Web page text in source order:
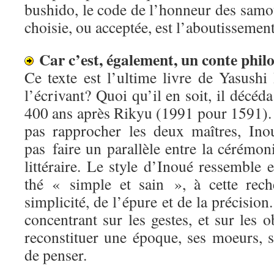
bushido, le code de l’honneur des
choisie, ou acceptée, est
Car c’est, également, un conte
Ce texte est l’ultime livre de
l’écrivant? Quoi qu’il en soit, il
400 ans après Rikyu (1991 pour
pas rapprocher les deux maîtres,
pas faire un parallèle entre la
littéraire. Le style d’Inoué ressemble
thé « simple et sain », à cette
simplicité, de l’épure et de la
concentrant sur les gestes, et sur les
reconstituer une époque, ses moeurs,
de penser.